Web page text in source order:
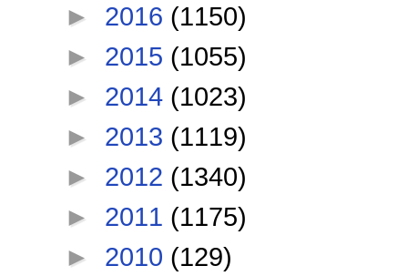
► 2016 (1150)
► 2015 (1055)
► 2014 (1023)
► 2013 (1119)
► 2012 (1340)
► 2011 (1175)
► 2010 (129)